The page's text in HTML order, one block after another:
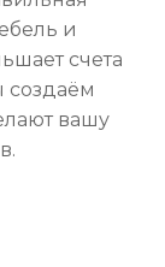
и
счета
создаём
вашу